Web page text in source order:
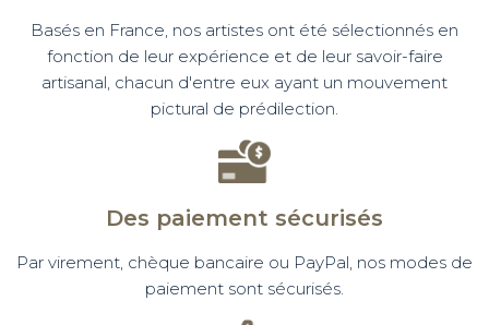
Basés en France, nos artistes ont été sélectionnés en
fonction de leur expérience et de leur savoir-faire
artisanal, chacun d'entre eux ayant un mouvement
pictural de prédilection.
Des paiement sécurisés
Par virement, chèque bancaire ou PayPal, nos modes de
paiement sont sécurisés.